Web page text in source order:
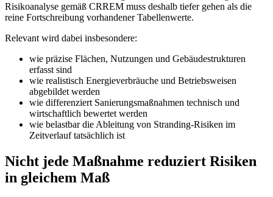
Risikoanalyse gemäß CRREM muss deshalb tiefer gehen als die
reine Fortschreibung vorhandener Tabellenwerte.
Relevant wird dabei insbesondere:
wie präzise Flächen, Nutzungen und Gebäudestrukturen
erfasst sind
wie realistisch Energieverbräuche und Betriebsweisen
abgebildet werden
wie differenziert Sanierungsmaßnahmen technisch und
wirtschaftlich bewertet werden
wie belastbar die Ableitung von Stranding-Risiken im
Zeitverlauf tatsächlich ist
Nicht jede Maßnahme reduziert Risiken
in gleichem Maß